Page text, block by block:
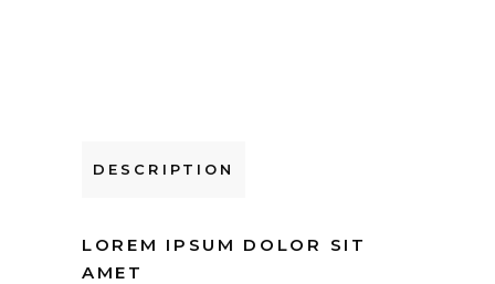
DESCRIPTION
LOREM IPSUM DOLOR SIT
AMET